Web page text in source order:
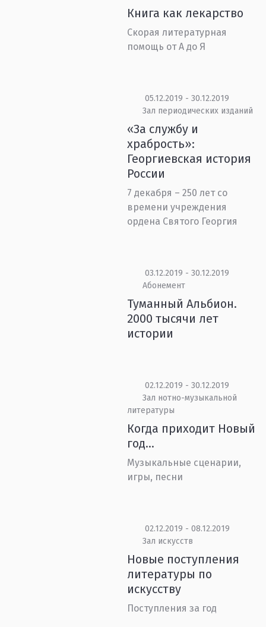
Книга как лекарство
Скорая литературная
помощь от А до Я
05.12.2019 - 30.12.2019
Зал периодических изданий
«За службу и
храбрость»:
Георгиевская история
России
7 декабря – 250 лет со
времени учреждения
ордена Святого Георгия
03.12.2019 - 30.12.2019
Абонемент
Туманный Альбион.
2000 тысячи лет
истории
02.12.2019 - 30.12.2019
Зал нотно-музыкальной
литературы
Когда приходит Новый
год…
Музыкальные сценарии,
игры, песни
02.12.2019 - 08.12.2019
Зал искусств
Новые поступления
литературы по
искусству
Поступления за год